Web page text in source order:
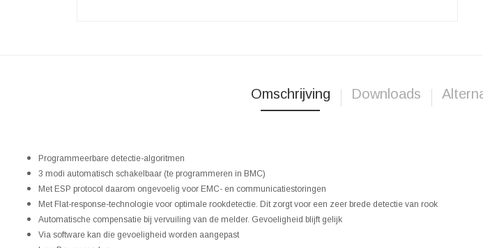
Omschrijving Downloads
Programmeerbare detectie-algoritmen
3 modi automatisch schakelbaar (te programmeren in BMC)
Met ESP protocol daarom ongevoelig voor EMC- en communicatiestoringen
Met Flat-response-technologie voor optimale rookdetectie. Dit zorgt voor een zeer brede detectie van rook
Automatische compensatie bij vervuiling van de melder. Gevoeligheid blijft gelijk
Via software kan die gevoeligheid worden aangepast